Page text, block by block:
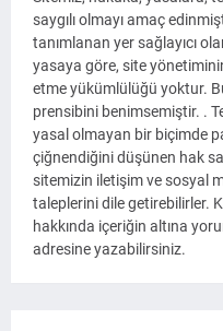
saygılı olmayı amaç
tanımlanan yer sağlayıcı
yasaya göre, site
etme yükümlülüğü yoktur.
prensibini benimsemiştir. .
yasal olmayan bir biçimde
çiğnendiğini düşünen hak
sitemizin iletişim ve sosyal
taleplerini dile getirebilirler.
hakkında içeriğin altına
adresine yazabilirsiniz.